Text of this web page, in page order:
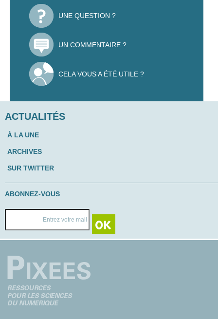
UNE QUESTION ?
UN COMMENTAIRE ?
CELA VOUS A ÉTÉ UTILE ?
ACTUALITÉS
À LA UNE
ARCHIVES
SUR TWITTER
ABONNEZ-VOUS